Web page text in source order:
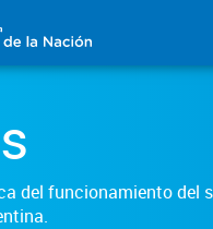
del funcionamiento del